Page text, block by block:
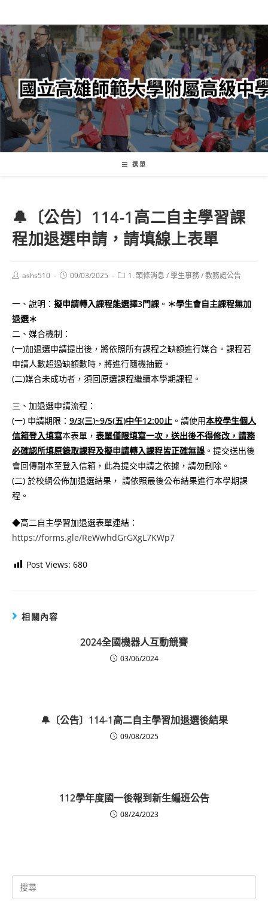
轉
至
主
內
容
選單
🔔〔公告〕114-1高二自主學習課
程加退選申請，請填線上表單
Postashs510
Post09/03/2025
Post1. 頭條消息 /學生事務/教務處公告
一、說明： 擬申請轉入課程能選擇3門課 。 ＊學生會自主課程無加
退選＊
二、媒合機制：
(一)加退選申請提出後，將依照所有課程之缺額進行媒合。課程若
申請人數超過缺額數時，將進行隨機抽籤。
(二)媒合未成功者，須回原選課程繼續本學期課程。
三、加退選申請流程：
(一) 申請期限： 9/3(三)~9/5(五)中午12:00止 。請使用本校學生個人
信箱登入填寫本表單， 表單僅限填寫一次，送出後不得修改，請務
必確認所填原錄取課程及擬申請轉入課程皆正確無誤 。提交送出後
會回傳副本至登入信箱，此為提交申請之依據，請勿刪除。
(二) 於校網公佈加退選結果， 請依照最後公布結果進行本學期課
程。
◆高二自主學習加退選表單連結：
https://forms.gle/ReWwhdGrGXgL7KWp7
Post Views: 680
相關內容
2024全國機器人互動競賽
03/06/2024
🔔〔公告〕114-1高二自主學習加退選後結果
09/08/2025
112學年度國一後報到新生編班公告
08/24/2023
Search
for: